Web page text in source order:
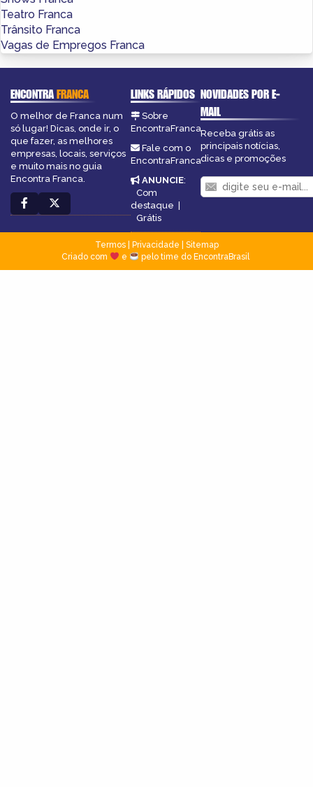
Teatro Franca
Trânsito Franca
Vagas de Empregos Franca
ENCONTRAFRANCA
O melhor de Franca num
só lugar! Dicas, onde ir, o
que fazer, as melhores
empresas, locais, serviços
e muito mais no guia
Encontra Franca.
LINKS RÁPIDOS
Sobre
EncontraFranca
Fale com o
EncontraFranca
ANUNCIE:
Com
destaque
Grátis
NOVIDADES POR E-
MAIL
Receba grátis as
principais notícias,
dicas e promoções
Termos| Privacidade
Sitemap
Criado com
e pelo time do EncontraBrasil